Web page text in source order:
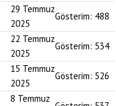
29 Temmuz
2025
Gösterim: 488
22 Temmuz
2025
Gösterim: 534
15 Temmuz
2025
Gösterim: 526
8 Temmuz